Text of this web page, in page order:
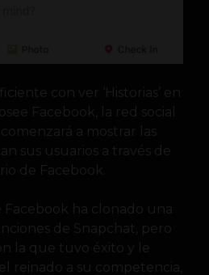
con ver ‘Historias’ en
Facebook, la red social
a mostrar las
sus usuarios a través de
de Facebook.
Facebook ha clonado una
de Snapchat, pero
la que tuvo éxito y le
reinado a su competencia,